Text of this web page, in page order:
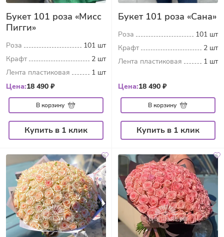
Букет 101 роза «Мисс
Пигги»
Роза
101 шт
Крафт
2 шт
Лента пластиковая
1 шт
Цена:18 490 ₽
В корзину
Купить в 1 клик
Букет 101 роза «Сана»
Роза
101 шт
Крафт
2 шт
Лента пластиковая
1 шт
Цена:18 490 ₽
В корзину
Купить в 1 клик